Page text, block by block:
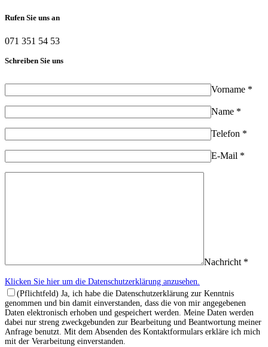
Rufen Sie uns an
071 351 54 53
Schreiben Sie uns
Vorname *
Name *
Telefon *
E-Mail *
Nachricht *
Klicken Sie hier um die Datenschutzerklärung anzusehen.
(Pflichtfeld) Ja, ich habe die Datenschutzerklärung zur Kenntnis
genommen und bin damit einverstanden, dass die von mir angegebenen
Daten elektronisch erhoben und gespeichert werden. Meine Daten werden
dabei nur streng zweckgebunden zur Bearbeitung und Beantwortung meiner
Anfrage benutzt. Mit dem Absenden des Kontaktformulars erkläre ich mich
mit der Verarbeitung einverstanden.